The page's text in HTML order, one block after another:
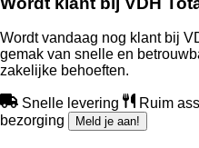
Wordt vandaag nog klant bij
gemak van snelle en
zakelijke behoeften.
Snelle levering Ruim
bezorging
Meld je aan!